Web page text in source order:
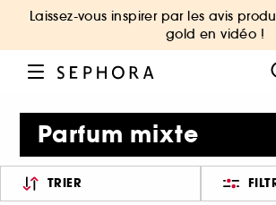
Laissez-vous inspirer par les avis
gold en vidéo !
Parfum mixte
TRIER